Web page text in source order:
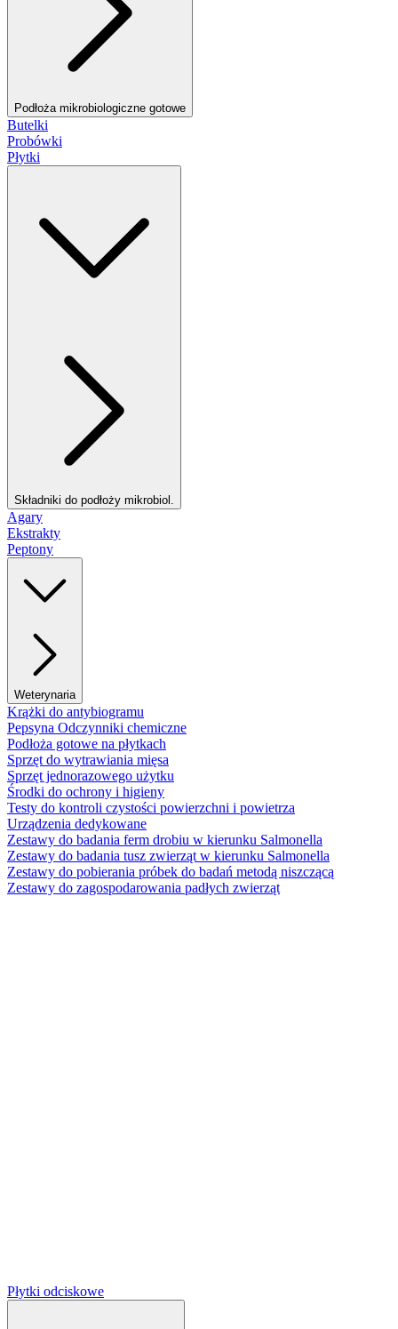
Podłoża mikrobiologiczne gotowe
Butelki
Probówki
Płytki
Składniki do podłoży mikrobiol.
Agary
Ekstrakty
Peptony
Weterynaria
Krążki do antybiogramu
Pepsyna Odczynniki chemiczne
Podłoża gotowe na płytkach
Sprzęt do wytrawiania mięsa
Sprzęt jednorazowego użytku
Środki do ochrony i higieny
Testy do kontroli czystości powierzchni i powietrza
Urządzenia dedykowane
Zestawy do badania ferm drobiu w kierunku Salmonella
Zestawy do badania tusz zwierząt w kierunku Salmonella
Zestawy do pobierania próbek do badań metodą niszczącą
Zestawy do zagospodarowania padłych zwierząt
Płytki odciskowe